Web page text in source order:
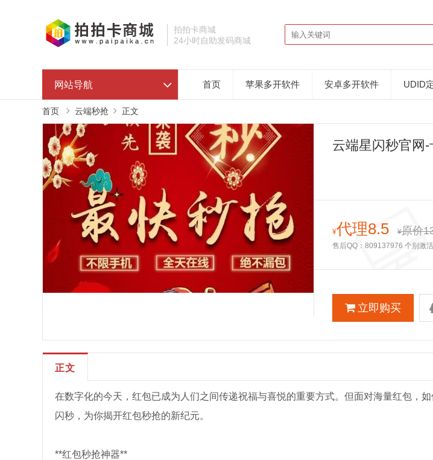
拍拍卡商城
24小时自助发码商城
网站导航 首页 苹果多开软件 安卓多开软件 UDID
首页 云端秒抢 正文
云端星闪秒官网-
¥代理8.5 ¥原价
售后QQ：809137976 个别激
立即购买
正文
在数字化的今天，红包已成为人们之间传递祝福与喜悦的重要方式。但面对海量红包，
闪秒，为你揭开红包秒抢的新纪元。
**红包秒抢神器**